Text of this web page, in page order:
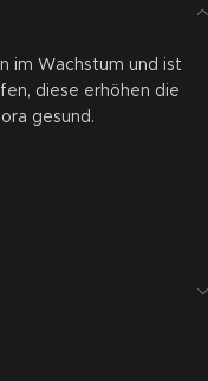
im Wachstum und ist
diese erhöhen die
gesund.